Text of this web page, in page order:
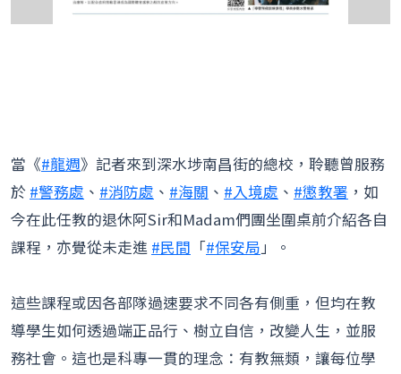
當《#龍週》記者來到深水埗南昌街的總校，聆聽曾服務
於 #警務處 、 #消防處 、 #海關 、 #入境處 、 #懲教署 ，如
今在此任教的退休阿Sir和Madam們團坐圍桌前介紹各自
課程，亦覺從未走進 #民間 「#保安局」。
這些課程或因各部隊過速要求不同各有側重，但均在教
導學生如何透過端正品行、樹立自信，改變人生，並服
務社會。這也是科專一貫的理念：有教無類，讓每位學